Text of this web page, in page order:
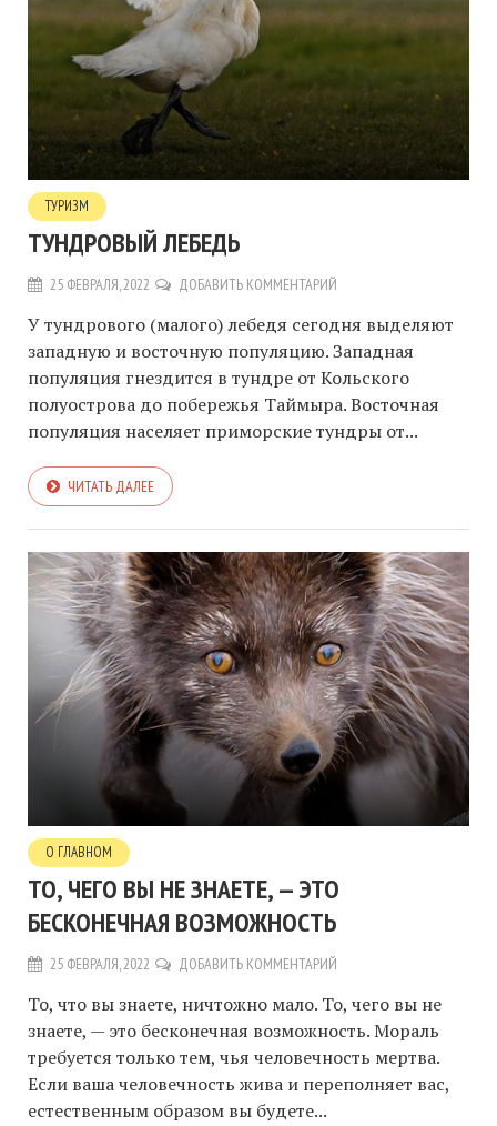
ТУРИЗМ
ТУНДРОВЫЙ ЛЕБЕДЬ
25 ФЕВРАЛЯ, 2022 ДОБАВИТЬ КОММЕНТАРИЙ
У тундрового (малого) лебедя сегодня выделяют
западную и восточную популяцию. Западная
популяция гнездится в тундре от Кольского
полуострова до побережья Таймыра. Восточная
популяция населяет приморские тундры от...
ЧИТАТЬ ДАЛЕЕ
О ГЛАВНОМ
ТО, ЧЕГО ВЫ НЕ ЗНАЕТЕ, — ЭТО
БЕСКОНЕЧНАЯ ВОЗМОЖНОСТЬ
25 ФЕВРАЛЯ, 2022 ДОБАВИТЬ КОММЕНТАРИЙ
То, что вы знаете, ничтожно мало. То, чего вы не
знаете, — это бесконечная возможность. Мораль
требуется только тем, чья человечность мертва.
Если ваша человечность жива и переполняет вас,
естественным образом вы будете...